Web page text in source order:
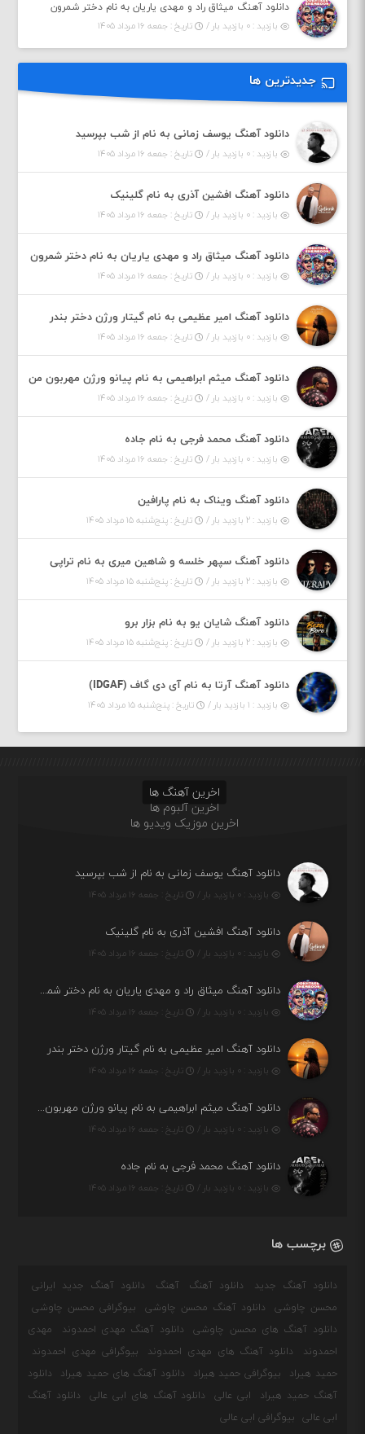
دانلود آهنگ میثاق راد و مهدی یاریان به نام دختر شمرون
بازدید : ۰ بازدید بار /
تاریخ : جمعه ۱۶ مرداد ۱۴۰۵
جدیدترین ها
دانلود آهنگ یوسف زمانی به نام از شب بپرسید
بازدید : ۰ بازدید بار / تاریخ : جمعه ۱۶ مرداد ۱۴۰۵
دانلود آهنگ افشین آذری به نام گلینیک
بازدید : ۰ بازدید بار / تاریخ : جمعه ۱۶ مرداد ۱۴۰۵
دانلود آهنگ میثاق راد و مهدی یاریان به نام دختر شمرون
بازدید : ۰ بازدید بار / تاریخ : جمعه ۱۶ مرداد ۱۴۰۵
دانلود آهنگ امیر عظیمی به نام گیتار ورژن دختر بندر
بازدید : ۰ بازدید بار / تاریخ : جمعه ۱۶ مرداد ۱۴۰۵
دانلود آهنگ میثم ابراهیمی به نام پیانو ورژن مهربون من
بازدید : ۰ بازدید بار / تاریخ : جمعه ۱۶ مرداد ۱۴۰۵
دانلود آهنگ محمد فرجی به نام جاده
بازدید : ۰ بازدید بار / تاریخ : جمعه ۱۶ مرداد ۱۴۰۵
دانلود آهنگ ویناک به نام پارافین
بازدید : ۲ بازدید بار / تاریخ : پنج‌شنبه ۱۵ مرداد ۱۴۰۵
دانلود آهنگ سپهر خلسه و شاهین میری به نام تراپی
بازدید : ۲ بازدید بار / تاریخ : پنج‌شنبه ۱۵ مرداد ۱۴۰۵
دانلود آهنگ شایان یو به نام بزار برو
بازدید : ۲ بازدید بار / تاریخ : پنج‌شنبه ۱۵ مرداد ۱۴۰۵
دانلود آهنگ آرتا به نام آی دی گاف (IDGAF)
بازدید : ۱ بازدید بار / تاریخ : پنج‌شنبه ۱۵ مرداد ۱۴۰۵
اخرین آهنگ ها
اخرین آلبوم ها
اخرین موزیک ویدیو ها
دانلود آهنگ یوسف زمانی به نام از شب بپرسید
بازدید : ۰ بازدید بار / تاریخ : جمعه ۱۶ مرداد ۱۴۰۵
دانلود آهنگ افشین آذری به نام گلینیک
بازدید : ۰ بازدید بار / تاریخ : جمعه ۱۶ مرداد ۱۴۰۵
دانلود آهنگ میثاق راد و مهدی یاریان به نام دختر شمرون
بازدید : ۰ بازدید بار / تاریخ : جمعه ۱۶ مرداد ۱۴۰۵
دانلود آهنگ امیر عظیمی به نام گیتار ورژن دختر بندر
بازدید : ۰ بازدید بار / تاریخ : جمعه ۱۶ مرداد ۱۴۰۵
دانلود آهنگ میثم ابراهیمی به نام پیانو ورژن مهربون من
بازدید : ۰ بازدید بار / تاریخ : جمعه ۱۶ مرداد ۱۴۰۵
دانلود آهنگ محمد فرجی به نام جاده
بازدید : ۰ بازدید بار / تاریخ : جمعه ۱۶ مرداد ۱۴۰۵
برچسب ها
دانلود آهنگ جدید دانلود آهنگ آهنگ
دانلود آهنگ جدید ایرانی
محسن چاوشی
دانلود آهنگ محسن چاوشی
بیوگرافی محسن چاوشی
دانلود آهنگ های محسن چاوشی
دانلود آهنگ مهدی احمدوند
مهدی
احمدوند
دانلود آهنگ های مهدی احمدوند
بیوگرافی مهدی احمدوند
حمید هیراد
بیوگرافی حمید هیراد دانلود آهنگ های حمید هیراد
دانلود
آهنگ حمید هیراد
ابی عالی دانلود آهنگ های ابی عالی
دانلود آهنگ
ابی عالی
بیوگرافی ابی عالی